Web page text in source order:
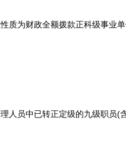
为财政全额拨款正科级事业
员中已转正定级的九级职员(